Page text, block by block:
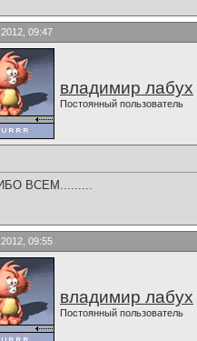
09:47
владимир лабух
Постоянный пользователь
ВСЕМ.........
09:55
владимир лабух
Постоянный пользователь